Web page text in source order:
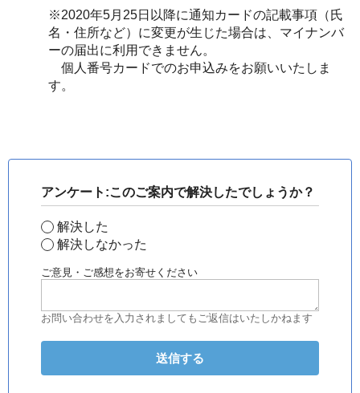
※2020年5月25日以降に通知カードの記載事項（氏
名・住所など）に変更が生じた場合は、マイナンバ
ーの届出に利用できません。
個人番号カードでのお申込みをお願いいたしま
す。
アンケート:このご案内で解決したでしょうか？
解決した
解決しなかった
ご意見・ご感想をお寄せください
お問い合わせを入力されましてもご返信はいたしかねます